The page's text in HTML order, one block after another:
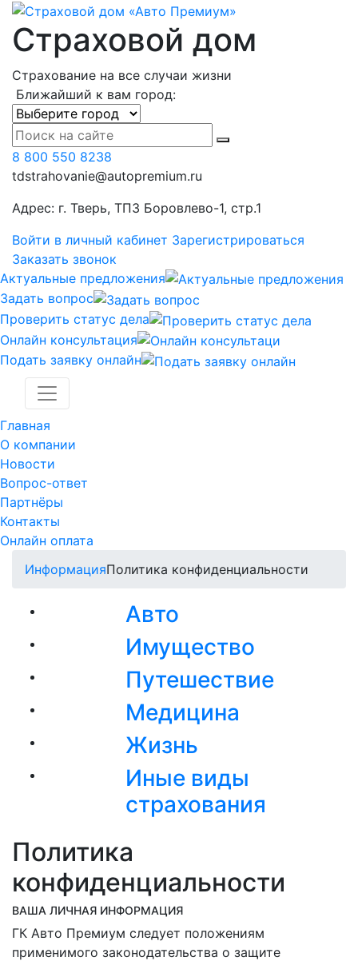
Страховой дом
Страхование на все случаи жизни
Ближайший к вам город:
8 800 550 8238
tdstrahovanie@autopremium.ru
Адрес: г. Тверь, ТПЗ Боровлево-1, стр.1
Войти в личный кабинет Зарегистрироваться
Заказать звонок
Актуальные предложения
Задать вопрос
Проверить статус дела
Онлайн консультация
Подать заявку онлайн
Главная
О компании
Новости
Вопрос-ответ
Партнёры
Контакты
Онлайн оплата
ИнформацияПолитика конфиденциальности
Авто
Имущество
Путешествие
Медицина
Жизнь
Иные виды
страхования
Политика
конфиденциальности
ВАША ЛИЧНАЯ ИНФОРМАЦИЯ
ГК Авто Премиум следует положениям
применимого законодательства о защите